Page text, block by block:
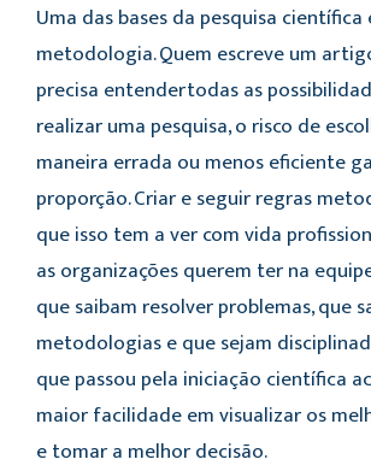
Uma das bases da pesquisa científica
metodologia. Quem escreve um
precisa entendertodas as
realizar uma pesquisa, o risco de
maneira errada ou menos eficiente
proporção. Criar e seguir regras
que isso tem a ver com vida
as organizações querem ter na
que saibam resolver problemas, que
metodologias e que sejam
que passou pela iniciação científica
maior facilidade em visualizar os
e tomar a melhor decisão.